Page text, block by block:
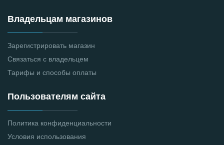
Владельцам магазинов
Зарегистрировать магазин
Связаться с владельцем
Тарифы и способы оплаты
Пользователям сайта
Политика конфиденциальности
Условия использования